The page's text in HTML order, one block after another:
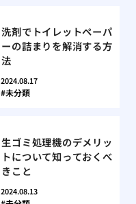
洗剤でトイレットペーパ
ーの詰まりを解消する方
法
2024.08.17
未分類
生ゴミ処理機のデメリッ
トについて知っておくべ
きこと
2024.08.13